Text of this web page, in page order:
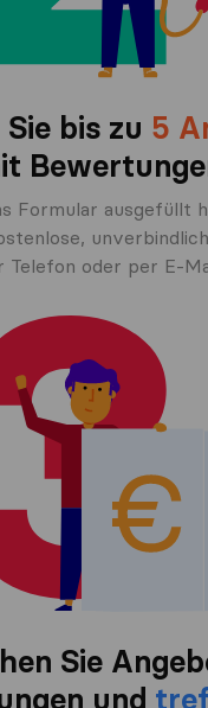
bis zu 5
Formular ausgefüllt
Telefon oder per E-
Sie
und